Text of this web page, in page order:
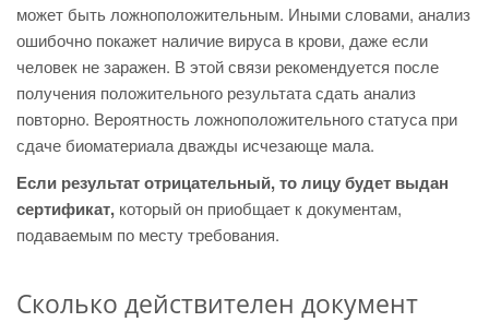
может быть ложноположительным. Иными словами, анализ
ошибочно покажет наличие вируса в крови, даже если
человек не заражен. В этой связи рекомендуется после
получения положительного результата сдать анализ
повторно. Вероятность ложноположительного статуса при
сдаче биоматериала дважды исчезающе мала.
Если результат отрицательный, то лицу будет выдан
сертификат, который он приобщает к документам,
подаваемым по месту требования.
Сколько действителен документ